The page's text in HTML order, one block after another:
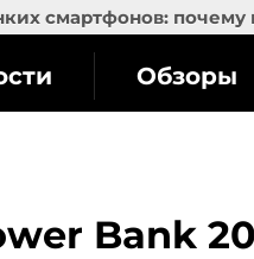
смартфонов:
Обзоры
Bank